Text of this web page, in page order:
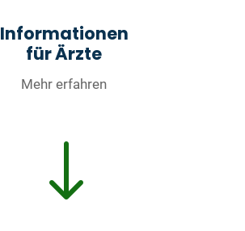
Informationen
für Ärzte
Mehr erfahren
"